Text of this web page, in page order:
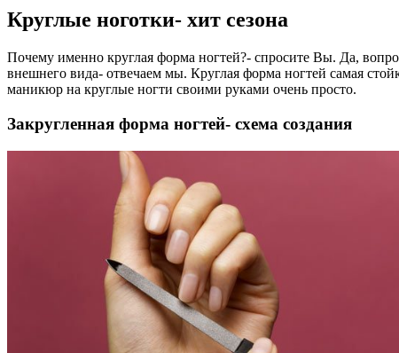
Круглые ноготки- хит сезона
Почему именно круглая форма ногтей?- спросите Вы. Да,
внешнего вида- отвечаем мы. Круглая форма ногтей самая
маникюр на круглые ногти своими руками очень просто.
Закругленная форма ногтей- схема создания